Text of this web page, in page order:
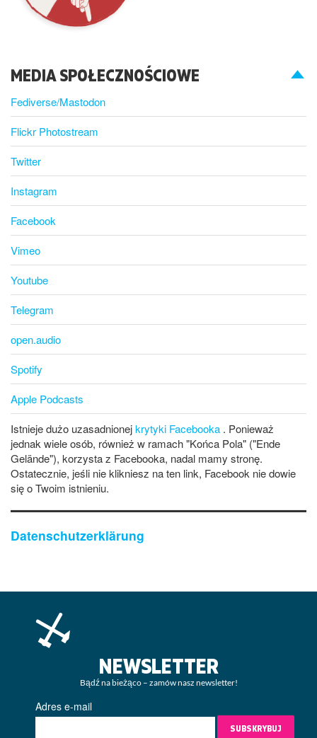
MEDIA SPOŁECZNOŚCIOWE
Fediverse/Mastodon
Flickr Photostream
Twitter
Instagram
Facebook
Vimeo
Youtube
Telegram
open.audio
Spotify
Apple Podcasts
Istnieje dużo uzasadnionejkrytyki Facebooka . Ponieważ
jednak wiele osób, również w ramach "Końca Pola" ("Ende
Gelände"), korzysta z Facebooka, nadal mamy stronę.
Ostatecznie, jeśli nie klikniesz na ten link, Facebook nie dowie
się o Twoim istnieniu.
Datenschutzerklärung
NEWSLETTER
Bądź na bieżąco – zamów nasz newsletter!
Adres e-mail
SUBSKRYBUJ